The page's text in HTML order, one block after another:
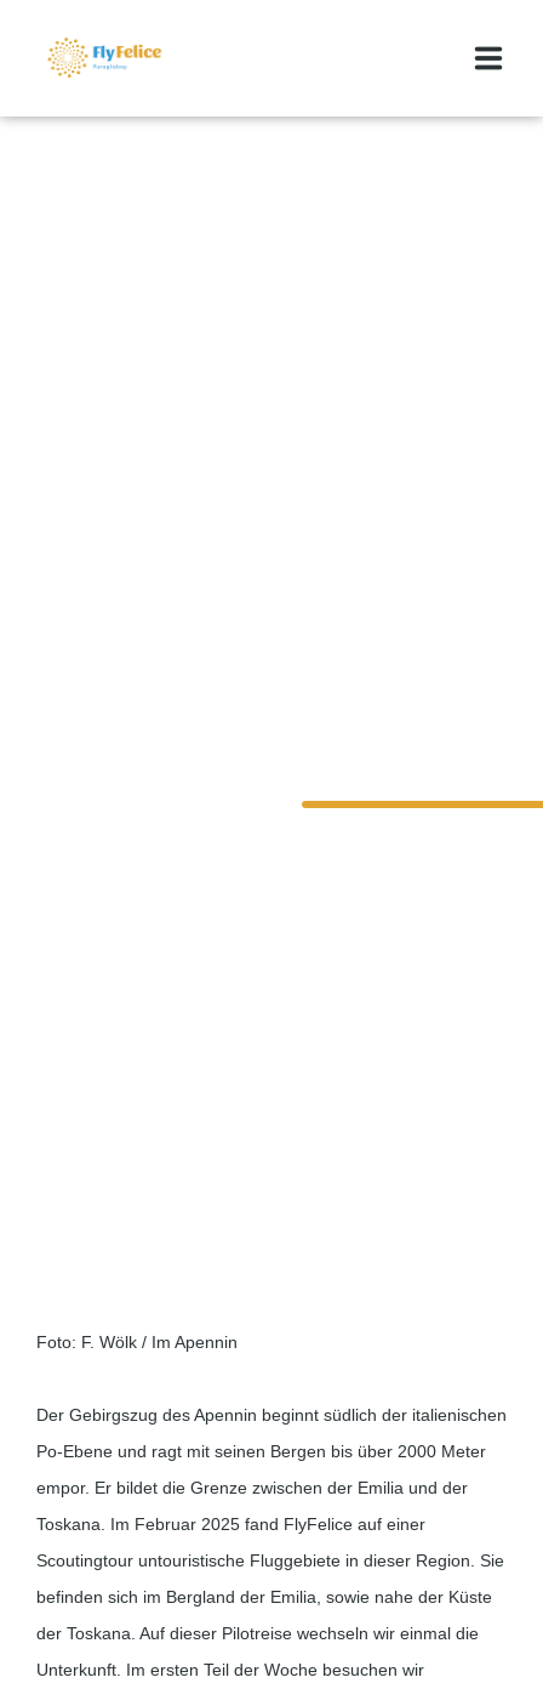
Foto: F. Wölk / Im Apennin
Der Gebirgszug des Apennin beginnt südlich der italienischen
Po-Ebene und ragt mit seinen Bergen bis über 2000 Meter
empor. Er bildet die Grenze zwischen der Emilia und der
Toskana. Im Februar 2025 fand FlyFelice auf einer
Scoutingtour untouristische Fluggebiete in dieser Region. Sie
befinden sich im Bergland der Emilia, sowie nahe der Küste
der Toskana. Auf dieser Pilotreise wechseln wir einmal die
Unterkunft. Im ersten Teil der Woche besuchen wir